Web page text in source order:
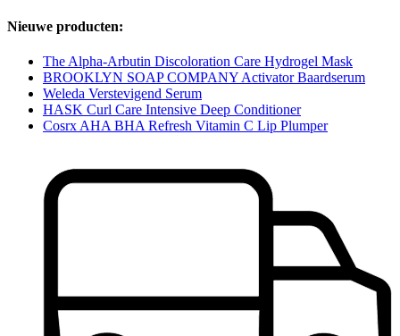
Nieuwe producten:
The Alpha-Arbutin Discoloration Care Hydrogel Mask
BROOKLYN SOAP COMPANY Activator Baardserum
Weleda Verstevigend Serum
HASK Curl Care Intensive Deep Conditioner
Cosrx AHA BHA Refresh Vitamin C Lip Plumper